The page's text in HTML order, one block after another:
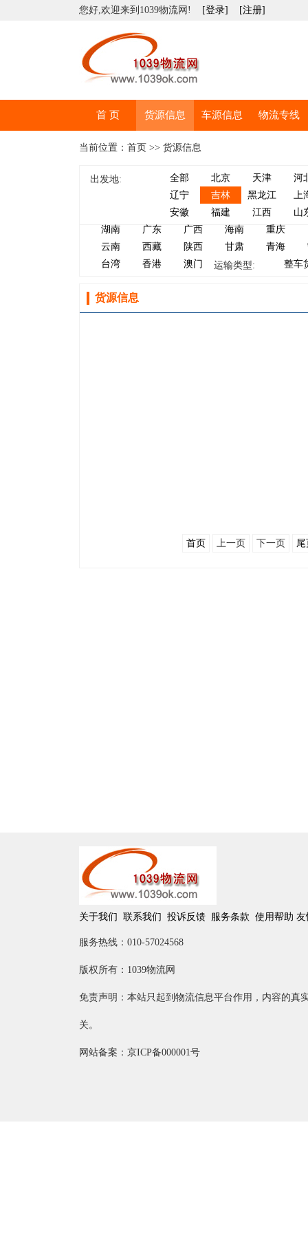
您好,欢迎来到1039物流网! [登录] [注册]
首 页 货源信息 车源信息 物流专线
当前位置：首页 >> 货源信息
出发地: 全部 北京 天津
河
辽宁
吉林 黑龙江
上
安徽
福建 江西
山
湖南
广东 广西 海南 重庆
云南
西藏 陕西 甘肃 青海
台湾
香港 澳门 运输类型: 整车
货源信息
首页 上一页 下一页 尾
关于我们 联系我们 投诉反馈 服务条款 使用帮助 友
服务热线：010-57024568
版权所有：1039物流网
免责声明：本站只起到物流信息平台作用，内容的真
关。
网站备案：京ICP备000001号